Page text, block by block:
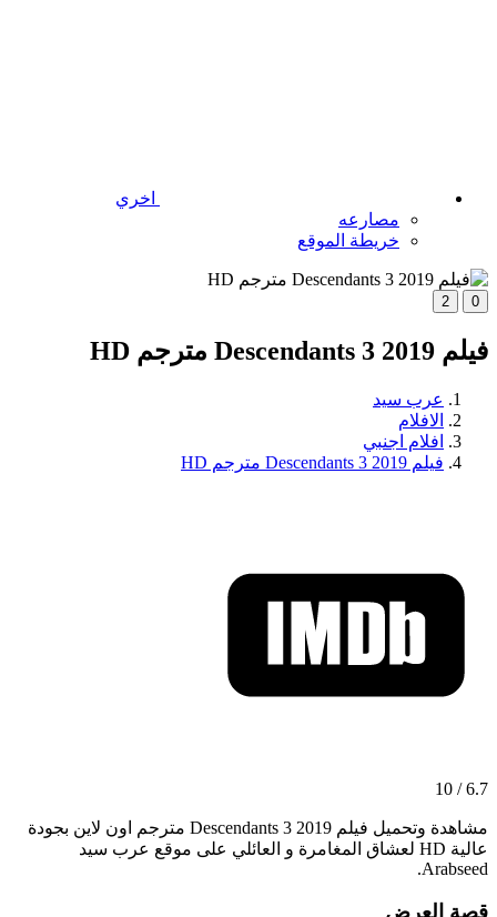
اخري
مصارعه
خريطة الموقع
0
2
فيلم Descendants 3 2019 مترجم HD
عرب سيد
الافلام
افلام اجنبي
فيلم Descendants 3 2019 مترجم HD
6.7 / 10
مشاهدة وتحميل فيلم Descendants 3 2019 مترجم اون لاين بجودة
عالية HD لعشاق المغامرة و العائلي على موقع عرب سيد
Arabseed.
قصة العرض